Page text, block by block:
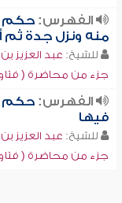
الفهرس: حكم
منه ونزل جدة ثم
للشيخ: عبد العزيز بن
جزء من محاضرة ( فتاوى
الفهرس: حكم
فيها
للشيخ: عبد العزيز بن
جزء من محاضرة ( فتاوى